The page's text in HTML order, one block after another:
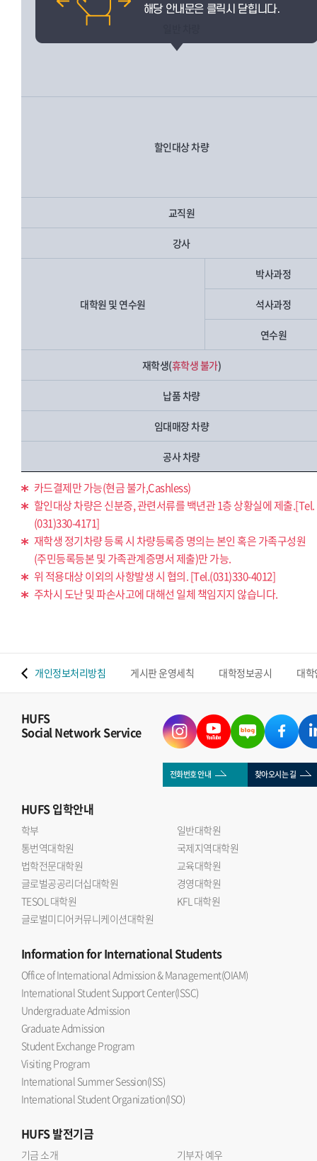
할인대상 차량
교직원
강사
대학원 및 연수원
박사과정
석사과정
연수원
재학생(휴학생 불가)
납품 차량
임대매장 차량
공사 차량
카드결제만 가능(현금 불가,Cashless)
할인대상 차량은 신분증, 관련서류를 백년관 1층 상황실에 제출.[Tel.
(031)330-4171]
재학생 정기차량 등록 시 차량등록증 명의는 본인 혹은 가족구성원
(주민등록등본 및 가족관계증명서 제출)만 가능.
위 적용대상 이외의 사항발생 시 협의. [Tel.(031)330-4012]
주차시 도난 및 파손사고에 대해선 일체 책임지지 않습니다.
개인정보처리방침 게시판 운영세칙 대학정보공시 대
HUFS
Social Network Service
전화번호 안내 찾아오시는 길
HUFS입학안내
학부
일반대학원
통번역대학원
국제지역대학원
법학전문대학원
교육대학원
글로벌공공리더십대학원
경영대학원
TESOL 대학원
KFL 대학원
글로벌미디어커뮤니케이션대학원
Informationfor International Students
Office of International Admission & Management(OIAM)
International Student Support Center(ISSC)
Undergraduate Admission
Graduate Admission
Student Exchange Program
Visiting Program
International Summer Session(ISS)
International Student Organization(ISO)
HUFS발전기금
기금 소개
기부자 예우